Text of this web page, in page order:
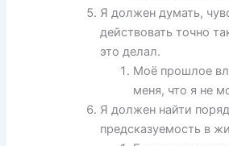
Я должен думать,
действовать точно
это делал.
Моё прошлое
меня, что я не
Я должен найти
предсказуемость в